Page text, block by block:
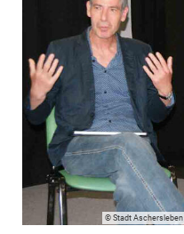
© Stadt Aschersleben